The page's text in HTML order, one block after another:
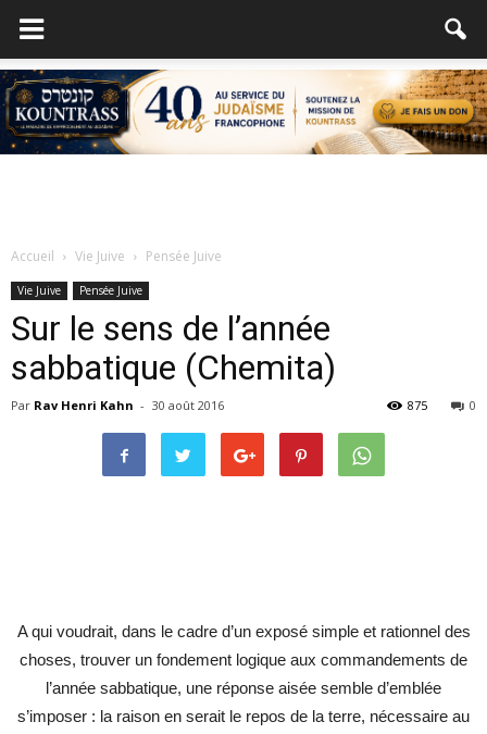
Accueil Vie Juive Pensée Juive
Vie Juive Pensée Juive
Sur le sens de l’année
sabbatique (Chemita)
Par Rav Henri Kahn - 30 août 2016 0
875
A qui voudrait, dans le cadre d’un exposé simple et rationnel des
choses, trouver un fondement logique aux commandements de
l’année sabbatique, une réponse aisée semble d’emblée
s’imposer : la raison en serait le repos de la terre, nécessaire au